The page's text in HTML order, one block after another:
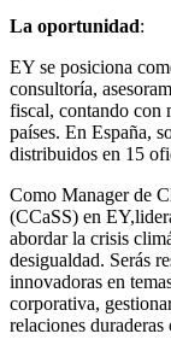
La oportunidad:
EY se posiciona
consultoría,
fiscal, contando con
países. En España,
distribuidos en 15
Como Manager de
(CCaSS) en
abordar la crisis
desigualdad. Serás
innovadoras en
corporativa,
relaciones duraderas